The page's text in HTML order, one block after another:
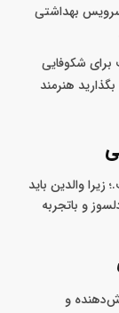
بهداشتی
برای شکوفایی
هنرمند
زیرا والدین باید
و باتجربه
و